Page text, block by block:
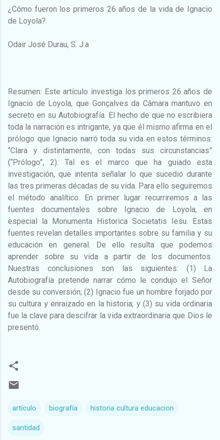
¿Cómo fueron los primeros 26 años de la vida de Ignacio
de Loyola?
Odair José Durau, S. J.a
Resumen: Este artículo investiga los primeros 26 años de
Ignacio de Loyola, que Gonçalves da Câmara mantuvo en
secreto en su Autobiografía. El hecho de que no escribiera
toda la narración es intrigante, ya que él mismo afirma en el
prólogo que Ignacio narró toda su vida en estos términos:
“Clara y distintamente, con todas sus circunstancias”
(“Prólogo”, 2). Tal es el marco que ha guiado esta
investigación, que intenta señalar lo que sucedió durante
las tres primeras décadas de su vida. Para ello seguiremos
el método analítico. En primer lugar recurriremos a las
fuentes documentales sobre Ignacio de Loyola, en
especial la Monumenta Historica Societatis Iesu. Estas
fuentes revelan detalles importantes sobre su familia y su
educación en general. De ello resulta que podemos
aprender sobre su vida a partir de los documentos.
Nuestras conclusiones son las siguientes: (1) La
Autobiografía pretende narrar cómo le condujo el Señor
desde su conversión; (2) Ignacio fue un hombre forjado por
su cultura y enraizado en la historia; y (3) su vida ordinaria
fue la clave para descifrar la vida extraordinaria que Dios le
presentó.
artículo biografía historia cultura educacion
santidad